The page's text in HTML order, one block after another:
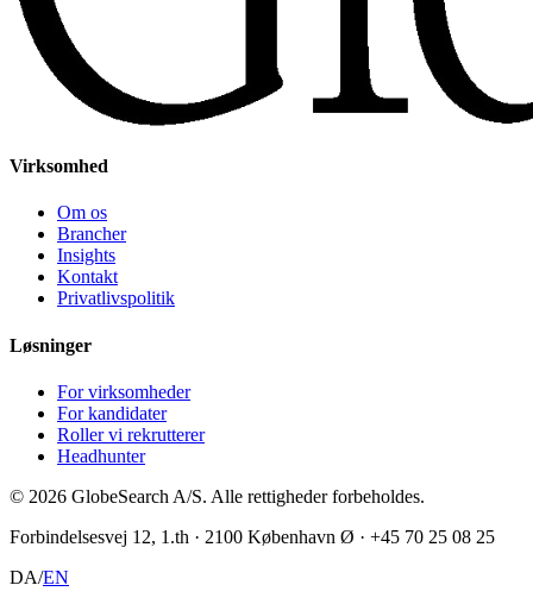
Virksomhed
Om os
Brancher
Insights
Kontakt
Privatlivspolitik
Løsninger
For virksomheder
For kandidater
Roller vi rekrutterer
Headhunter
© 2026 GlobeSearch A/S. Alle rettigheder forbeholdes.
Forbindelsesvej 12, 1.th · 2100 København Ø · +45 70 25 08 25
DA/EN